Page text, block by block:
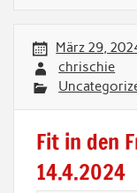
März 29,
chrischie
Fit in den
14.4.2024